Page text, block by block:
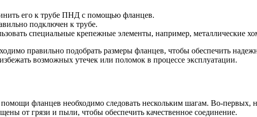
его к трубе ПНД с помощью фланцев.
подключен к трубе.
специальные крепежные элементы, например, металлические
правильно подобрать размеры фланцев, чтобы обеспечить
возможных утечек или поломок в процессе эксплуатации.
фланцев необходимо следовать нескольким шагам. Во-первых,
от грязи и пыли, чтобы обеспечить качественное соединение.